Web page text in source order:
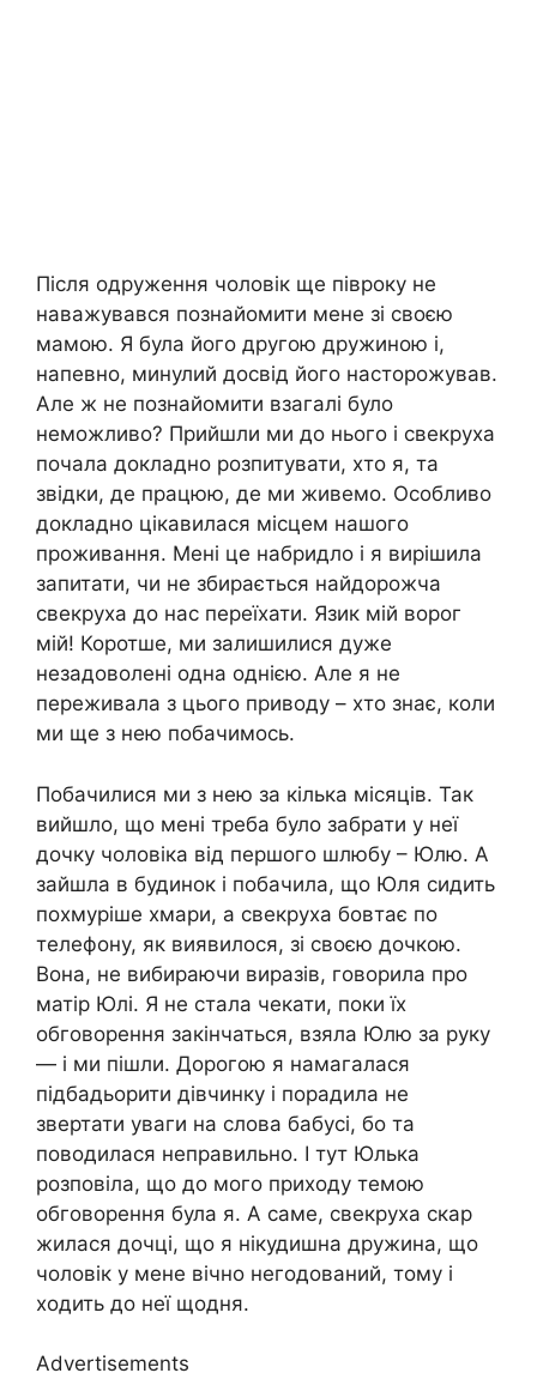
Після одруження чоловік ще півроку не
наважувався познайомити мене зі своєю
мамою. Я була його другою дружиною і,
напевно, минулий досвід його насторожував.
Але ж не познайомити взагалі було
неможливо? Прийшли ми до нього і свекруха
почала докладно розпитувати, хто я, та
звідки, де працюю, де ми живемо. Особливо
докладно цікавилася місцем нашого
проживання. Мені це набридло і я вирішила
запитати, чи не збирається найдорожча
свекруха до нас переїхати. Язик мій ворог
мій! Коротше, ми залишилися дуже
незадоволені одна однією. Але я не
переживала з цього приводу – хто знає, коли
ми ще з нею побачимось.
Побачилися ми з нею за кілька місяців. Так
вийшло, що мені треба було забрати у неї
дочку чоловіка від першого шлюбу – Юлю. А
зайшла в будинок і побачила, що Юля сидить
похмуріше хмари, а свекруха бовтає по
телефону, як виявилося, зі своєю дочкою.
Вона, не вибираючи виразів, говорила про
матір Юлі. Я не стала чекати, поки їх
обговорення закінчаться, взяла Юлю за руку
— і ми пішли. Дорогою я намагалася
підбадьорити дівчинку і порадила не
звертати уваги на слова бабусі, бо та
поводилася неправильно. І тут Юлька
розповіла, що до мого приходу темою
обговорення була я. А саме, свекруха скар
жилася дочці, що я нікудишна дружина, що
чоловік у мене вічно негодований, тому і
ходить до неї щодня.
Advertisements